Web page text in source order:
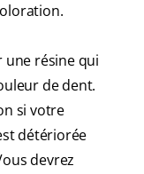
une résine qui
de dent.
si votre
détériorée
devrez